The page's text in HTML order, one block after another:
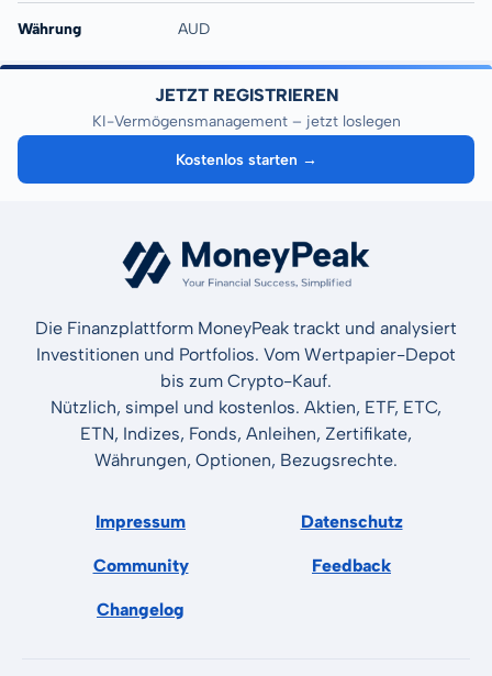
Währung AUD
JETZT REGISTRIEREN
KI-Vermögensmanagement – jetzt loslegen
Kostenlos starten →
Die Finanzplattform MoneyPeak trackt und analysiert
Investitionen und Portfolios. Vom Wertpapier-Depot
bis zum Crypto-Kauf.
Nützlich, simpel und kostenlos. Aktien, ETF, ETC,
ETN, Indizes, Fonds, Anleihen, Zertifikate,
Währungen, Optionen, Bezugsrechte.
Impressum Datenschutz
Community Feedback
Changelog